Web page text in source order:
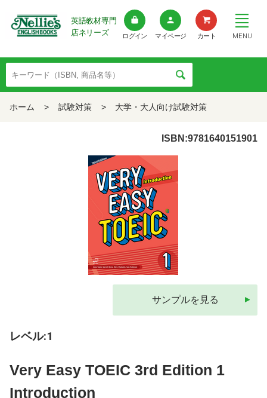
英語教材専門
店ネリーズ
ログイン マイページ カート MENU
ホーム > 試験対策 > 大学・大人向け試験対策
ISBN:9781640151901
サンプルを見る
レベル:1
Very Easy TOEIC 3rd Edition 1
Introduction